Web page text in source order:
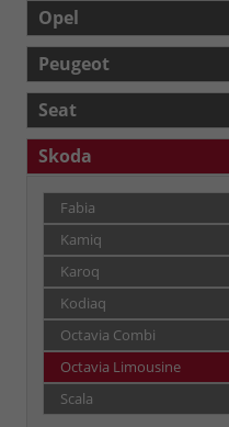
Opel
Peugeot
Seat
Skoda
Fabia
Kamiq
Karoq
Kodiaq
Octavia Combi
Octavia Limousine
Scala